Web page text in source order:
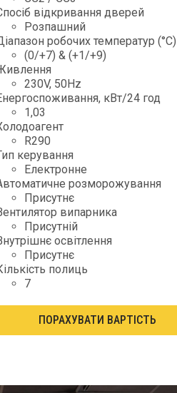
відкривання дверей
Розпашний
робочих температур (°С)
(0/+7) & (+1/+9)
230V, 50Hz
кВт/24 год
1,03
R290
керування
Електронне
розморожування
Присутнє
випарника
Присутній
освітлення
Присутнє
полиць
7
ПОРАХУВАТИ ВАРТІСТЬ